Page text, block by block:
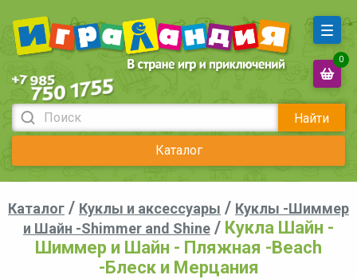
Найти
Каталог
0
Каталог / Куклы и аксессуары / Куклы -Шиммер
и Шайн -Shimmer and Shine / Кукла Шайн -
Шиммер и Шайн - Пляжная -Beach
-Блеск и Мерцания